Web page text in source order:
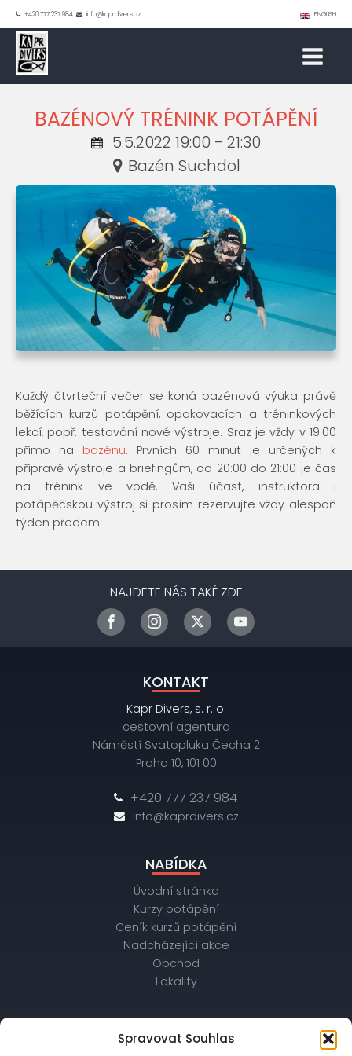
Spravovat Souhlas
+420 777 237 984 info@kaprdivers.cz ENGLISH
BAZÉNOVÝ TRÉNINK POTÁPĚNÍ
5.5.2022 19:00 - 21:30
Bazén Suchdol
Každý čtvrteční večer se koná bazénová výuka právě
běžících kurzů potápění, opakovacích a tréninkových
lekcí, popř. testování nové výstroje. Sraz je vždy v 19:00
přímo na bazénu. Prvních 60 minut je určených k
přípravě výstroje a briefingům, od 20:00 do 21:00 je čas
na trénink ve vodě. Vaši účast, instruktora i
potápěčskou výstroj si prosím rezervujte vždy alespoň
týden předem.
NAJDETE NÁS TAKÉ ZDE
KONTAKT
Kapr Divers, s. r. o.
cestovní agentura
Náměstí Svatopluka Čecha 2
Praha 10, 101 00
+420 777 237 984
info@kaprdivers.cz
NABÍDKA
Úvodní stránka
Kurzy potápění
Ceník kurzů potápění
Nadcházející akce
Obchod
Lokality
OBCHODNÍ ÚDAJE